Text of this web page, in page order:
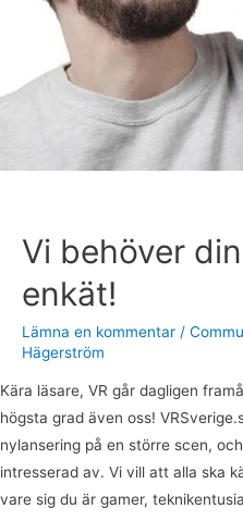
Vi behöver
enkät!
Lämna en kommentar /
Hägerström
Kära läsare, VR går dagligen
högsta grad även oss!
nylansering på en större scen,
intresserad av. Vi vill att alla ska
vare sig du är gamer,